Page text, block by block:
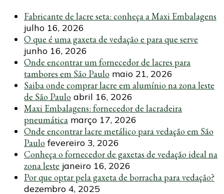
Fabricante de lacre seta: conheça a Maxi Embalagens
julho 16, 2026
O que é uma gaxeta de vedação e para que serve
junho 16, 2026
Onde encontrar um fornecedor de lacres para
tambores em São Paulo maio 21, 2026
Saiba onde comprar lacre em alumínio na zona leste
de São Paulo abril 16, 2026
Maxi Embalagens: fornecedor de lacradeira
pneumática março 17, 2026
Onde encontrar lacre metálico para vedação em São
Paulo fevereiro 3, 2026
Conheça o fornecedor de gaxetas de vedação ideal na
zona leste janeiro 16, 2026
Por que optar pela gaxeta de borracha para vedação?
dezembro 4, 2025